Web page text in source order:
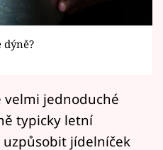
Vary
dýně?
velmi jednoduché
typicky letní
jídelníček